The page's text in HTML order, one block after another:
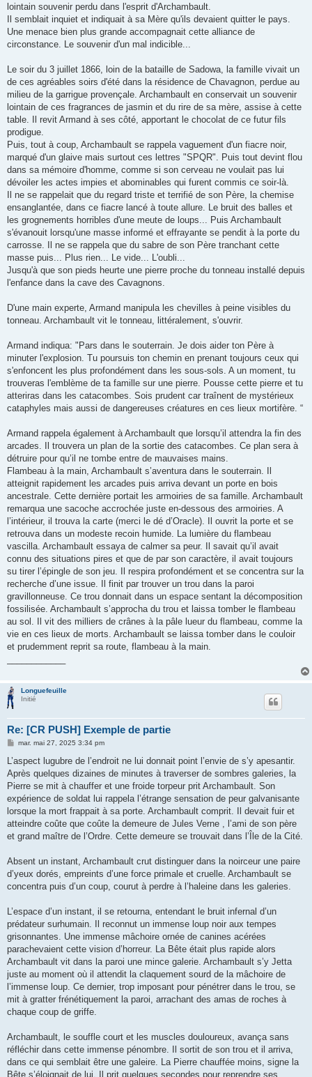
lointain souvenir perdu dans l'esprit d'Archambault.
Il semblait inquiet et indiquait à sa Mère qu'ils devaient quitter le pays.
Une menace bien plus grande accompagnait cette alliance de
circonstance. Le souvenir d'un mal indicible...
Le soir du 3 juillet 1866, loin de la bataille de Sadowa, la famille vivait un
de ces agréables soirs d'été dans la résidence de Chavagnon, perdue au
milieu de la garrigue provençale. Archambault en conservait un souvenir
lointain de ces fragrances de jasmin et du rire de sa mère, assise à cette
table. Il revit Armand à ses côté, apportant le chocolat de ce futur fils
prodigue.
Puis, tout à coup, Archambault se rappela vaguement d'un fiacre noir,
marqué d'un glaive mais surtout ces lettres "SPQR". Puis tout devint flou
dans sa mémoire d'homme, comme si son cerveau ne voulait pas lui
dévoiler les actes impies et abominables qui furent commis ce soir-là.
Il ne se rappelait que du regard triste et terrifié de son Père, la chemise
ensanglantée, dans ce fiacre lancé à toute allure. Le bruit des balles et
les grognements horribles d'une meute de loups... Puis Archambault
s'évanouit lorsqu'une masse informé et effrayante se pendit à la porte du
carrosse. Il ne se rappela que du sabre de son Père tranchant cette
masse puis... Plus rien... Le vide... L'oubli...
Jusqu'à que son pieds heurte une pierre proche du tonneau installé depuis
l'enfance dans la cave des Cavagnons.
D'une main experte, Armand manipula les chevilles à peine visibles du
tonneau. Archambault vit le tonneau, littéralement, s'ouvrir.
Armand indiqua: "Pars dans le souterrain. Je dois aider ton Père à
minuter l'explosion. Tu poursuis ton chemin en prenant toujours ceux qui
s'enfoncent les plus profondément dans les sous-sols. A un moment, tu
trouveras l'emblème de ta famille sur une pierre. Pousse cette pierre et tu
atteriras dans les catacombes. Sois prudent car traînent de mystérieux
cataphyles mais aussi de dangereuses créatures en ces lieux mortifère. “
Armand rappela également à Archambault que lorsqu’il attendra la fin des
arcades. Il trouvera un plan de la sortie des catacombes. Ce plan sera à
détruire pour qu’il ne tombe entre de mauvaises mains.
Flambeau à la main, Archambault s’aventura dans le souterrain. Il
atteignit rapidement les arcades puis arriva devant un porte en bois
ancestrale. Cette dernière portait les armoiries de sa famille. Archambault
remarqua une sacoche accrochée juste en-dessous des armoiries. A
l’intérieur, il trouva la carte (merci le dé d’Oracle). Il ouvrit la porte et se
retrouva dans un modeste recoin humide. La lumière du flambeau
vascilla. Archambault essaya de calmer sa peur. Il savait qu’il avait
connu des situations pires et que de par son caractère, il avait toujours
su tirer l’épingle de son jeu. Il respira profondément et se concentra sur la
recherche d’une issue. Il finit par trouver un trou dans la paroi
gravillonneuse. Ce trou donnait dans un espace sentant la décomposition
fossilisée. Archambault s’approcha du trou et laissa tomber le flambeau
au sol. Il vit des milliers de crânes à la pâle lueur du flambeau, comme la
vie en ces lieux de morts. Archambault se laissa tomber dans le couloir
et prudemment reprit sa route, flambeau à la main.
Longuefeuille
Initié
Re: [CR PUSH] Exemple de partie
M
s
a
g
mar. mai 27, 2025 3:34 pm
L’aspect lugubre de l’endroit ne lui donnait point l’envie de s’y apesantir.
Après quelques dizaines de minutes à traverser de sombres galeries, la
Pierre se mit à chauffer et une froide torpeur prit Archambault. Son
expérience de soldat lui rappela l’étrange sensation de peur galvanisante
lorsque la mort frappait à sa porte. Archambault comprit. Il devait fuir et
atteindre coûte que coûte la demeure de Jules Verne , l’ami de son père
et grand maître de l’Ordre. Cette demeure se trouvait dans l’Île de la Cité.
Absent un instant, Archambault crut distinguer dans la noirceur une paire
d’yeux dorés, empreints d’une force primale et cruelle. Archambault se
concentra puis d’un coup, courut à perdre à l’haleine dans les galeries.
L’espace d’un instant, il se retourna, entendant le bruit infernal d’un
prédateur surhumain. Il reconnut un immense loup noir aux tempes
grisonnantes. Une immense mâchoire ornée de canines acérées
parachevaient cette vision d’horreur. La Bête était plus rapide alors
Archambault vit dans la paroi une mince galerie. Archambault s’y Jetta
juste au moment où il attendit la claquement sourd de la mâchoire de
l’immense loup. Ce dernier, trop imposant pour pénétrer dans le trou, se
mit à gratter frénétiquement la paroi, arrachant des amas de roches à
chaque coup de griffe.
Archambault, le souffle court et les muscles douloureux, avança sans
réfléchir dans cette immense pénombre. Il sortit de son trou et il arriva,
dans ce qui semblait être une galeire. La Pierre chauffée moins, signe la
Bête s’éloignait de lui. Il prit quelques secondes pour reprendre ses